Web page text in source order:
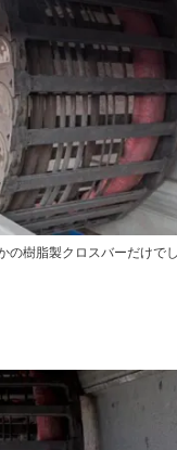
の樹脂製クロスバーだけで